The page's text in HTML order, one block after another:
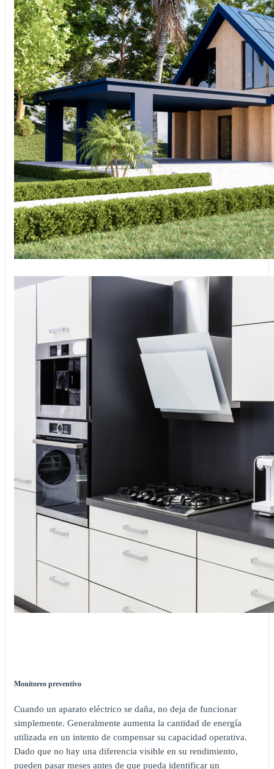
Monitoreo preventivo
Cuando un aparato eléctrico se daña, no deja de funcionar
simplemente. Generalmente aumenta la cantidad de energía
utilizada en un intento de compensar su capacidad operativa.
Dado que no hay una diferencia visible en su rendimiento,
pueden pasar meses antes de que pueda identificar un